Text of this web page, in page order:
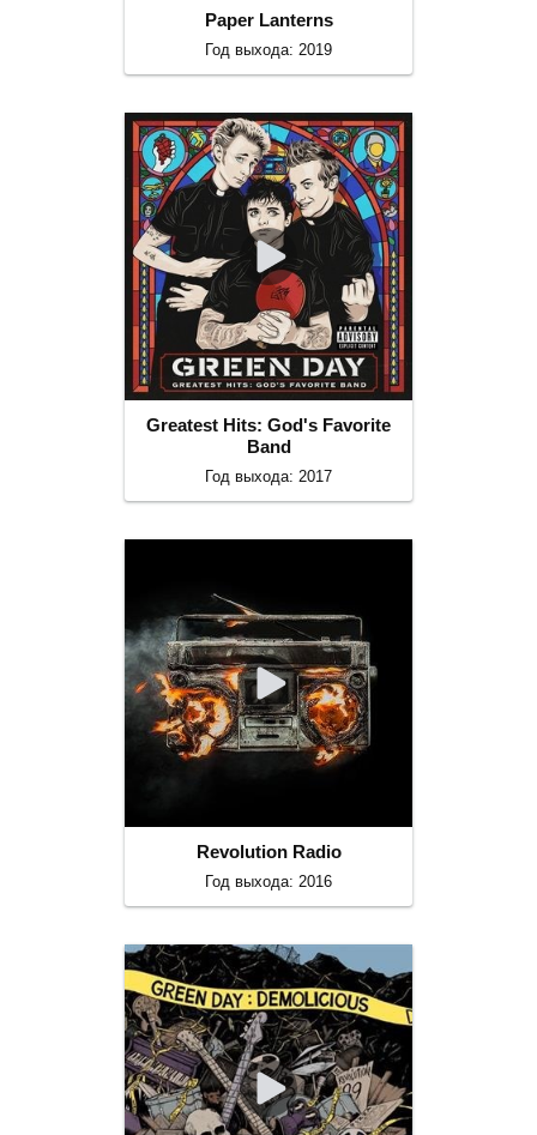
Paper Lanterns
Год выхода: 2019
Greatest Hits: God's Favorite
Band
Год выхода: 2017
Revolution Radio
Год выхода: 2016